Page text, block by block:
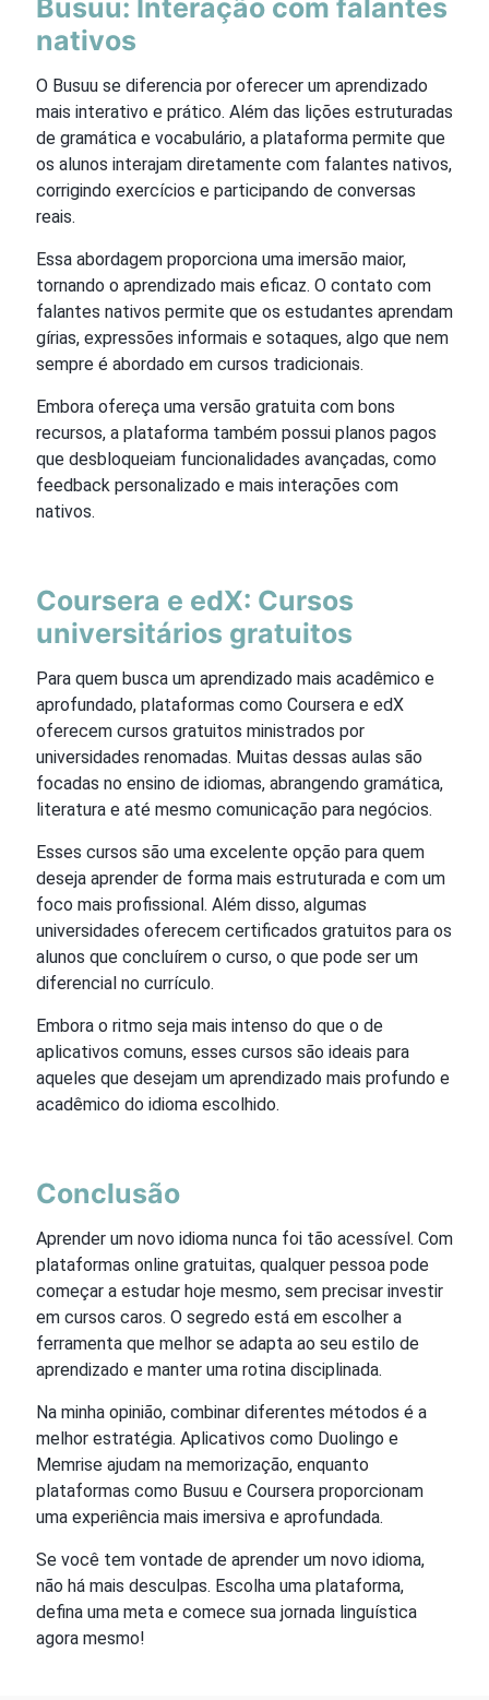
Busuu: Interação com falantes
nativos
O Busuu se diferencia por oferecer um aprendizado
mais interativo e prático. Além das lições estruturadas
de gramática e vocabulário, a plataforma permite que
os alunos interajam diretamente com falantes nativos,
corrigindo exercícios e participando de conversas
reais.
Essa abordagem proporciona uma imersão maior,
tornando o aprendizado mais eficaz. O contato com
falantes nativos permite que os estudantes aprendam
gírias, expressões informais e sotaques, algo que nem
sempre é abordado em cursos tradicionais.
Embora ofereça uma versão gratuita com bons
recursos, a plataforma também possui planos pagos
que desbloqueiam funcionalidades avançadas, como
feedback personalizado e mais interações com
nativos.
Coursera e edX: Cursos
universitários gratuitos
Para quem busca um aprendizado mais acadêmico e
aprofundado, plataformas como Coursera e edX
oferecem cursos gratuitos ministrados por
universidades renomadas. Muitas dessas aulas são
focadas no ensino de idiomas, abrangendo gramática,
literatura e até mesmo comunicação para negócios.
Esses cursos são uma excelente opção para quem
deseja aprender de forma mais estruturada e com um
foco mais profissional. Além disso, algumas
universidades oferecem certificados gratuitos para os
alunos que concluírem o curso, o que pode ser um
diferencial no currículo.
Embora o ritmo seja mais intenso do que o de
aplicativos comuns, esses cursos são ideais para
aqueles que desejam um aprendizado mais profundo e
acadêmico do idioma escolhido.
Conclusão
Aprender um novo idioma nunca foi tão acessível. Com
plataformas online gratuitas, qualquer pessoa pode
começar a estudar hoje mesmo, sem precisar investir
em cursos caros. O segredo está em escolher a
ferramenta que melhor se adapta ao seu estilo de
aprendizado e manter uma rotina disciplinada.
Na minha opinião, combinar diferentes métodos é a
melhor estratégia. Aplicativos como Duolingo e
Memrise ajudam na memorização, enquanto
plataformas como Busuu e Coursera proporcionam
uma experiência mais imersiva e aprofundada.
Se você tem vontade de aprender um novo idioma,
não há mais desculpas. Escolha uma plataforma,
defina uma meta e comece sua jornada linguística
agora mesmo!